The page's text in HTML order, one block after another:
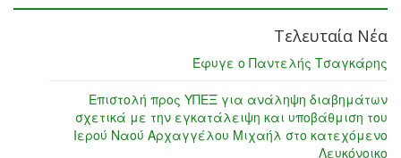
Τελευταία Νέα
Έφυγε ο Παντελής Τσαγκάρης
Επιστολή προς ΥΠΕΞ για ανάληψη διαβημάτων
σχετικά με την εγκατάλειψη και υποβάθμιση του
Ιερού Ναού Αρχαγγέλου Μιχαήλ στο κατεχόμενο
Λευκόνοικο